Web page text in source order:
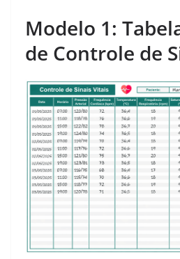
Modelo 1:
de Controle de